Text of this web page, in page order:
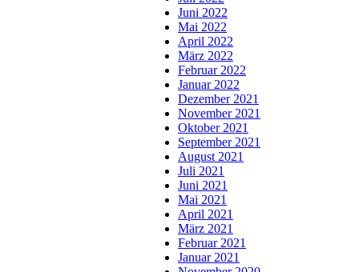
Juni 2022
Mai 2022
April 2022
März 2022
Februar 2022
Januar 2022
Dezember 2021
November 2021
Oktober 2021
September 2021
August 2021
Juli 2021
Juni 2021
Mai 2021
April 2021
März 2021
Februar 2021
Januar 2021